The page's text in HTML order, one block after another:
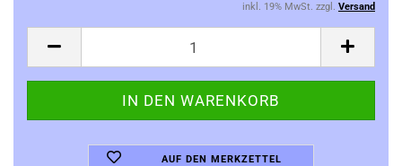
inkl. 19% MwSt. zzgl. Versand
AUF DEN MERKZETTEL